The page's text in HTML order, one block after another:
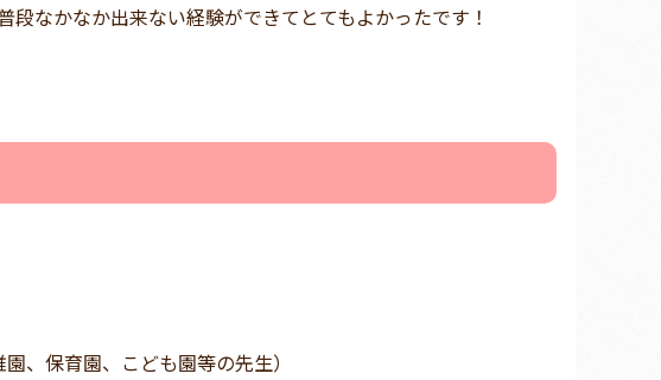
なかなか出来ない経験ができてとてもよかったです！
、保育園、こども園等の先生）